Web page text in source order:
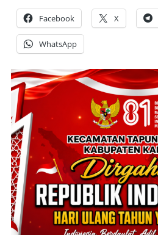
Facebook X
WhatsApp